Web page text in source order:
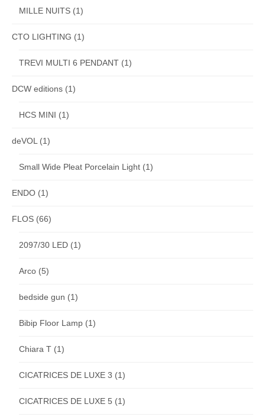
MILLE NUITS (1)
CTO LIGHTING (1)
TREVI MULTI 6 PENDANT (1)
DCW editions (1)
HCS MINI (1)
deVOL (1)
Small Wide Pleat Porcelain Light (1)
ENDO (1)
FLOS (66)
2097/30 LED (1)
Arco (5)
bedside gun (1)
Bibip Floor Lamp (1)
Chiara T (1)
CICATRICES DE LUXE 3 (1)
CICATRICES DE LUXE 5 (1)